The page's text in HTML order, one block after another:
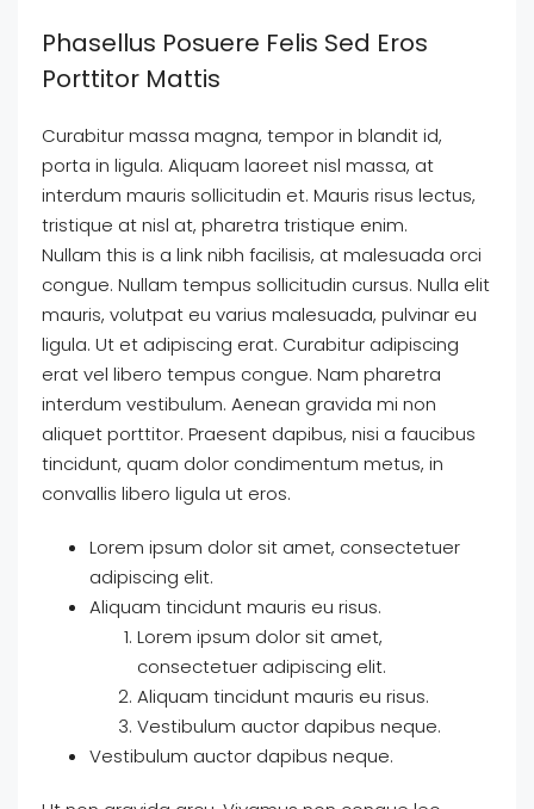
Phasellus Posuere Felis Sed Eros
Porttitor Mattis
Curabitur massa magna, tempor in blandit id,
porta in ligula. Aliquam laoreet nisl massa, at
interdum mauris sollicitudin et. Mauris risus lectus,
tristique at nisl at, pharetra tristique enim.
Nullam this is a link nibh facilisis, at malesuada orci
congue. Nullam tempus sollicitudin cursus. Nulla elit
mauris, volutpat eu varius malesuada, pulvinar eu
ligula. Ut et adipiscing erat. Curabitur adipiscing
erat vel libero tempus congue. Nam pharetra
interdum vestibulum. Aenean gravida mi non
aliquet porttitor. Praesent dapibus, nisi a faucibus
tincidunt, quam dolor condimentum metus, in
convallis libero ligula ut eros.
Lorem ipsum dolor sit amet, consectetuer
adipiscing elit.
Aliquam tincidunt mauris eu risus.
Lorem ipsum dolor sit amet,
consectetuer adipiscing elit.
Aliquam tincidunt mauris eu risus.
Vestibulum auctor dapibus neque.
Vestibulum auctor dapibus neque.